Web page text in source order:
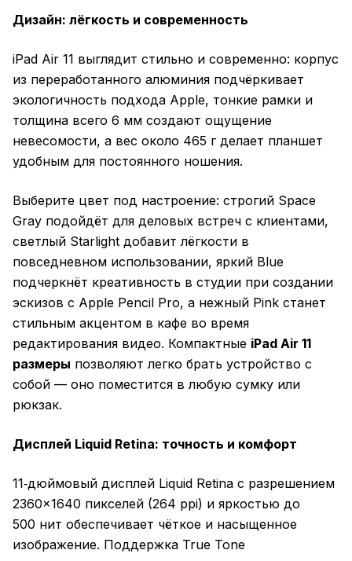
Дизайн: лёгкость и современность
iPad Air 11 выглядит стильно и современно: корпус
из переработанного алюминия подчёркивает
экологичность подхода Apple, тонкие рамки и
толщина всего 6 мм создают ощущение
невесомости, а вес около 465 г делает планшет
удобным для постоянного ношения.
Выберите цвет под настроение: строгий Space
Gray подойдёт для деловых встреч с клиентами,
светлый Starlight добавит лёгкости в
повседневном использовании, яркий Blue
подчеркнёт креативность в студии при создании
эскизов с Apple Pencil Pro, а нежный Pink станет
стильным акцентом в кафе во время
редактирования видео. Компактные iPad Air 11
размеры позволяют легко брать устройство с
собой — оно поместится в любую сумку или
рюкзак.
Дисплей Liquid Retina: точность и комфорт
11‑дюймовый дисплей Liquid Retina с разрешением
2360×1640 пикселей (264 ppi) и яркостью до
500 нит обеспечивает чёткое и насыщенное
изображение. Поддержка True Tone